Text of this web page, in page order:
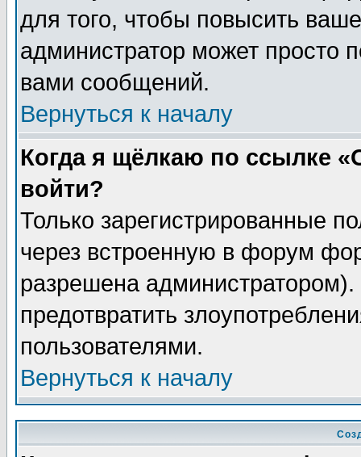
для того, чтобы повысить
администратор может просто
вами сообщений.
Вернуться к началу
Когда я щёлкаю по ссылке
войти?
Только зарегистрированные
через встроенную в форум
разрешена
предотвратить
пользователями.
Вернуться к началу